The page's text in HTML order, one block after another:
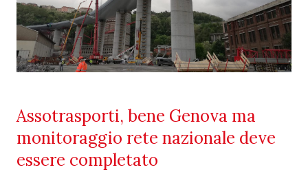
Assotrasporti, bene Genova ma
monitoraggio rete nazionale deve
essere completato